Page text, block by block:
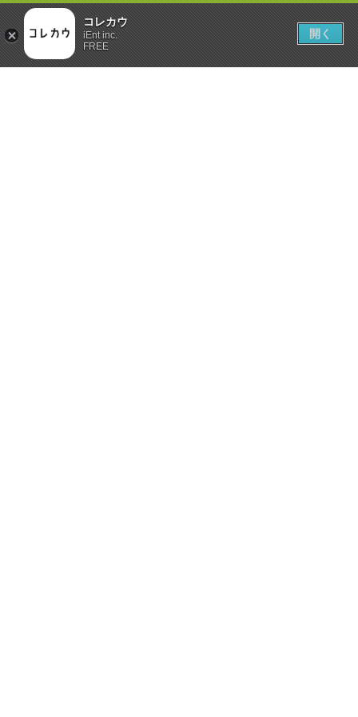
コレカウ
iEnt inc.
FREE
開く